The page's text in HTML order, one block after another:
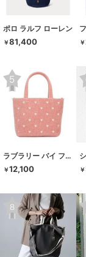
ポロ ラルフ ローレン
￥81,400 ￥
ラブラリー バイ フェイラー
￥12,100 ￥